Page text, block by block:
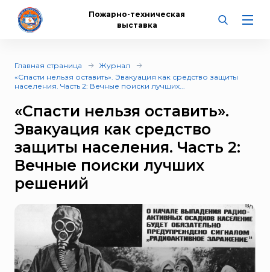
Пожарно-техническая
выставка
Главная страница
Журнал
«Спасти нельзя оставить». Эвакуация как средство защиты
населения. Часть 2: Вечные поиски лучших...
«Спасти нельзя оставить».
Эвакуация как средство
защиты населения. Часть 2:
Вечные поиски лучших
решений